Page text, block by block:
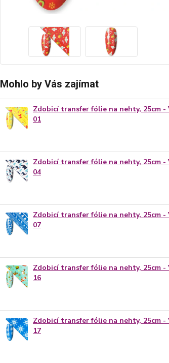
Mohlo by Vás zajímat
Zdobicí transfer fólie na nehty, 25cm -
01
Zdobicí transfer fólie na nehty, 25cm -
04
Zdobicí transfer fólie na nehty, 25cm -
07
Zdobicí transfer fólie na nehty, 25cm -
16
Zdobicí transfer fólie na nehty, 25cm -
17